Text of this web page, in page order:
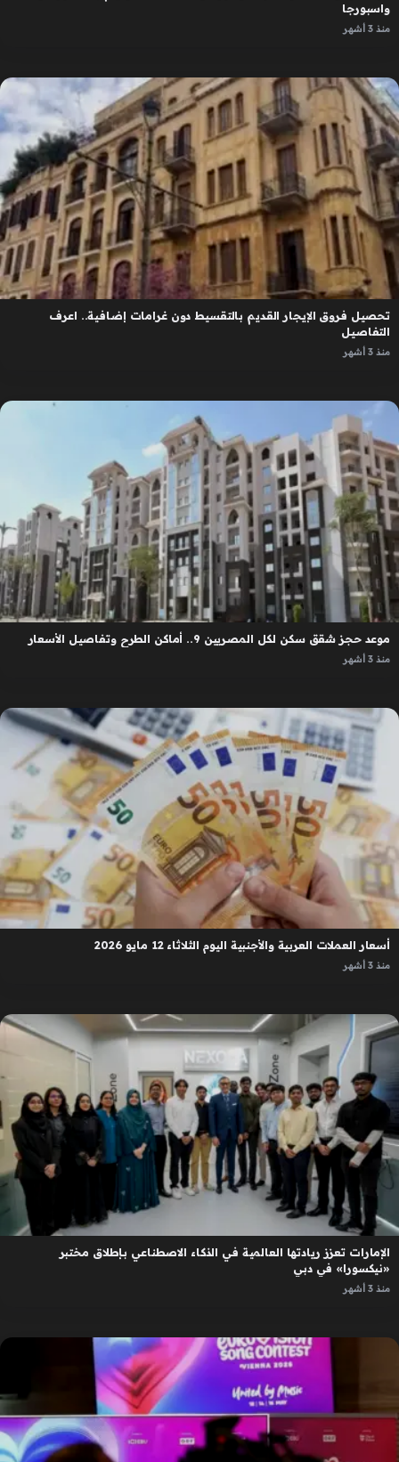
واسبورجا
منذ 3 أشهر
تحصيل فروق الإيجار القديم بالتقسيط دون غرامات إضافية.. اعرف
التفاصيل
منذ 3 أشهر
موعد حجز شقق سكن لكل المصريين 9.. أماكن الطرح وتفاصيل الأسعار
منذ 3 أشهر
أسعار العملات العربية والأجنبية اليوم الثلاثاء 12 مايو 2026
منذ 3 أشهر
الإمارات تعزز ريادتها العالمية في الذكاء الاصطناعي بإطلاق مختبر
«نيكسورا» في دبي
منذ 3 أشهر